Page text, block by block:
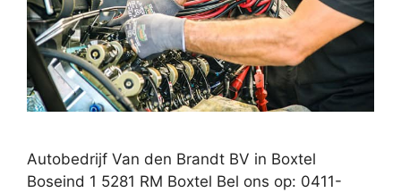
Autobedrijf Van den Brandt BV in Boxtel
Boseind 1 5281 RM Boxtel Bel ons op: 0411-